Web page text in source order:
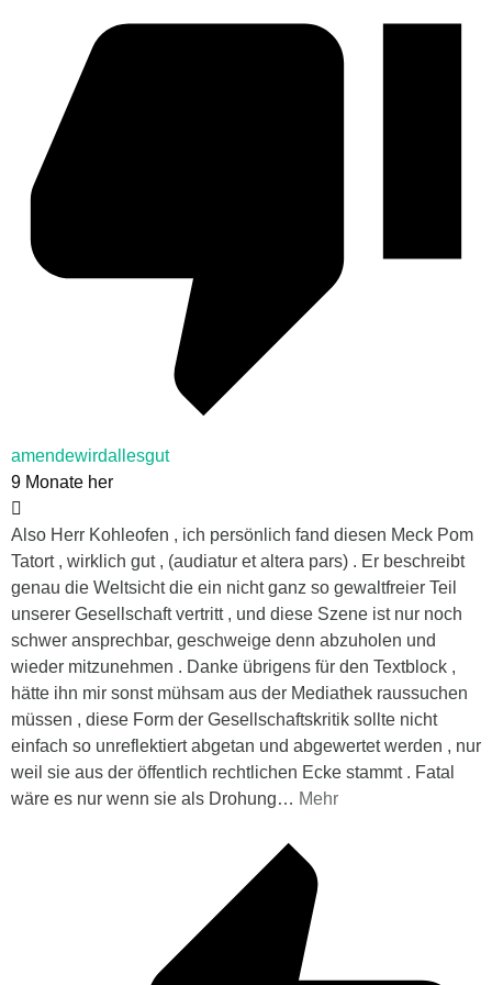
amendewirdallesgut
9 Monate her
Also Herr Kohleofen , ich persönlich fand diesen Meck Pom
Tatort , wirklich gut , (audiatur et altera pars) . Er beschreibt
genau die Weltsicht die ein nicht ganz so gewaltfreier Teil
unserer Gesellschaft vertritt , und diese Szene ist nur noch
schwer ansprechbar, geschweige denn abzuholen und
wieder mitzunehmen . Danke übrigens für den Textblock ,
hätte ihn mir sonst mühsam aus der Mediathek raussuchen
müssen , diese Form der Gesellschaftskritik sollte nicht
einfach so unreflektiert abgetan und abgewertet werden , nur
weil sie aus der öffentlich rechtlichen Ecke stammt . Fatal
wäre es nur wenn sie als Drohung… Mehr